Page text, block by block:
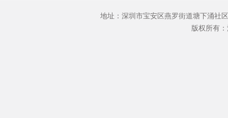
地址：深圳市宝安区燕罗街道塘下涌社区
版权所有